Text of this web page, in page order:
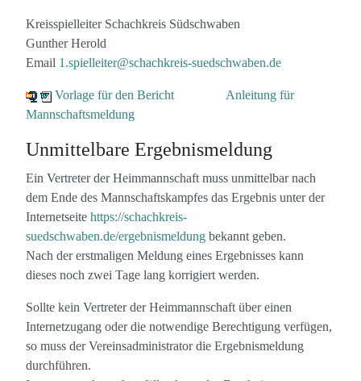
Kreisspielleiter Schachkreis Südschwaben
Gunther Herold
Email 1.spielleiter@schachkreis-suedschwaben.de
Vorlage für den Bericht
Anleitung für
Mannschaftsmeldung
Unmittelbare Ergebnismeldung
Ein Vertreter der Heimmannschaft muss unmittelbar nach
dem Ende des Mannschaftskampfes das Ergebnis unter der
Internetseite https://schachkreis-
suedschwaben.de/ergebnismeldung bekannt geben.
Nach der erstmaligen Meldung eines Ergebnisses kann
dieses noch zwei Tage lang korrigiert werden.
Sollte kein Vertreter der Heimmannschaft über einen
Internetzugang oder die notwendige Berechtigung verfügen,
so muss der Vereinsadministrator die Ergebnismeldung
durchführen.